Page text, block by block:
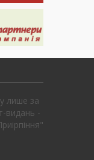
лише за
видань -